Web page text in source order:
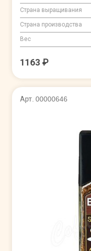
Страна выращивания
Страна производства
Вес
1163 ₽
Арт. 00000646